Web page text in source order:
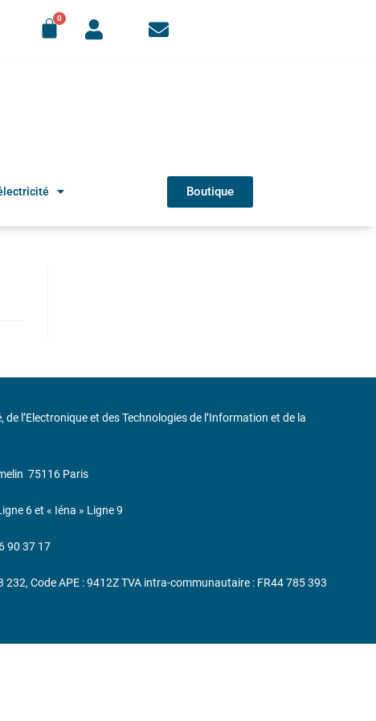
Boutique
de l’Electronique et des Technologies de l’Information et de la
75116 Paris
6 et « Iéna » Ligne 9
90 37 17
232, Code APE : 9412Z TVA intra-communautaire : FR44 785 393